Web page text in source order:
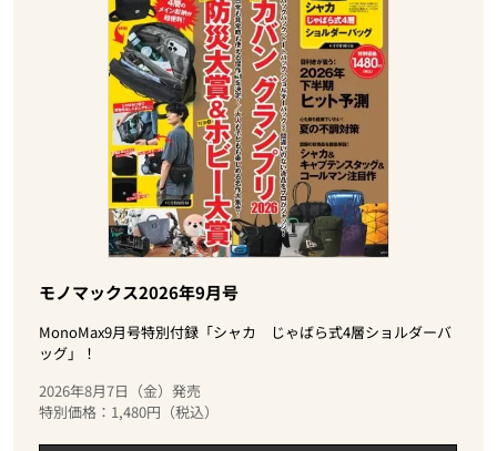
モノマックス2026年9月号
MonoMax9月号特別付録「シャカ じゃばら式4層ショルダーバ
ッグ」！
2026年8月7日（金）発売
特別価格：1,480円（税込）